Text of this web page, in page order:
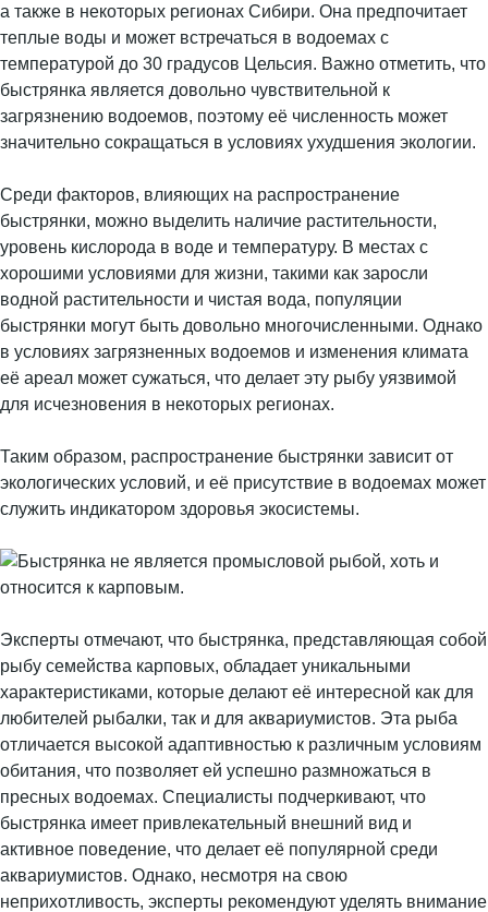
а также в некоторых регионах Сибири. Она предпочитает
теплые воды и может встречаться в водоемах с
температурой до 30 градусов Цельсия. Важно отметить, что
быстрянка является довольно чувствительной к
загрязнению водоемов, поэтому её численность может
значительно сокращаться в условиях ухудшения экологии.
Среди факторов, влияющих на распространение
быстрянки, можно выделить наличие растительности,
уровень кислорода в воде и температуру. В местах с
хорошими условиями для жизни, такими как заросли
водной растительности и чистая вода, популяции
быстрянки могут быть довольно многочисленными. Однако
в условиях загрязненных водоемов и изменения климата
её ареал может сужаться, что делает эту рыбу уязвимой
для исчезновения в некоторых регионах.
Таким образом, распространение быстрянки зависит от
экологических условий, и её присутствие в водоемах может
служить индикатором здоровья экосистемы.
Эксперты отмечают, что быстрянка, представляющая собой
рыбу семейства карповых, обладает уникальными
характеристиками, которые делают её интересной как для
любителей рыбалки, так и для аквариумистов. Эта рыба
отличается высокой адаптивностью к различным условиям
обитания, что позволяет ей успешно размножаться в
пресных водоемах. Специалисты подчеркивают, что
быстрянка имеет привлекательный внешний вид и
активное поведение, что делает её популярной среди
аквариумистов. Однако, несмотря на свою
неприхотливость, эксперты рекомендуют уделять внимание